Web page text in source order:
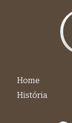
Home
História